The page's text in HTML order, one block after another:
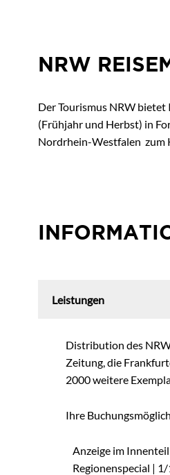
NRW
Der Tourismus NRW
(Frühjahr und Herbst) in
Nordrhein-Westfalen zum
Leistungen
Distribution des
Zeitung, die
2000 weitere
Ihre
Anzeige im
Regionenspecial |